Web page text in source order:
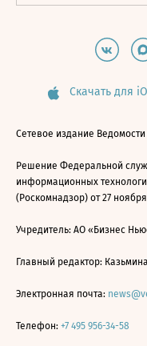
Скачать для
Сетевое издание
Решение Федеральной
информационных
(Роскомнадзор) от 27
Учредитель: АО «Бизнес
Главный редактор:
Электронная почта:
Телефон: +7 495 956-34-58